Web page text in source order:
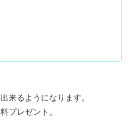
来るようになります。
プレゼント。